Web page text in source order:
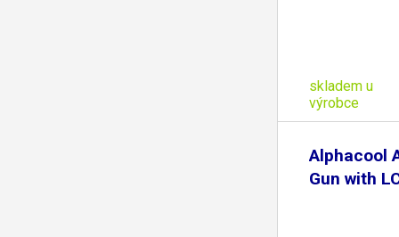
skladem u
výrobce
Alphacool
Gun with